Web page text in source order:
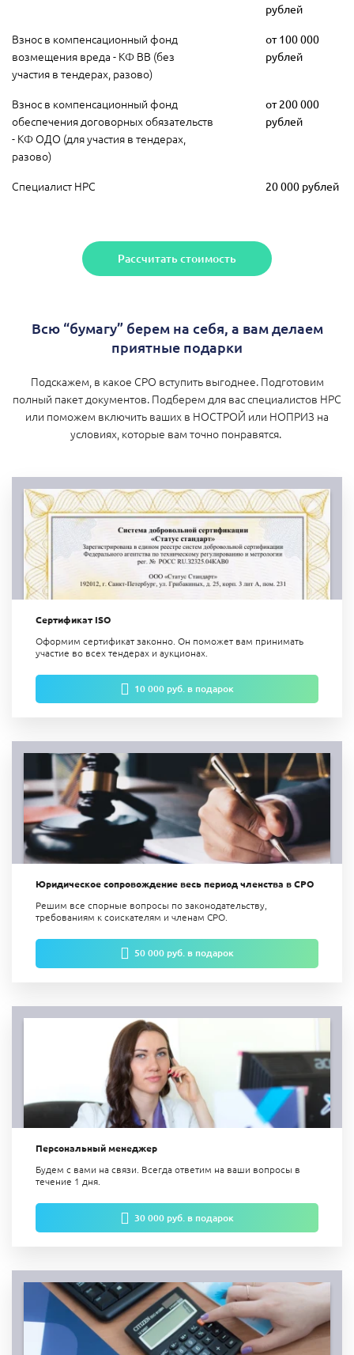
рублей
Взнос в компенсационный фонд
возмещения вреда - КФ ВВ (без
участия в тендерах, разово)
от 100 000
рублей
Взнос в компенсационный фонд
обеспечения договорных обязательств
- КФ ОДО (для участия в тендерах,
разово)
от 200 000
рублей
Специалист НРС 20 000 рублей
Рассчитать стоимость
Всю “бумагу” берем на себя, а вам делаем
приятные подарки
Подскажем, в какое СРО вступить выгоднее. Подготовим
полный пакет документов. Подберем для вас специалистов НРС
или поможем включить ваших в НОСТРОЙ или НОПРИЗ на
условиях, которые вам точно понравятся.
Сертификат ISO
Оформим сертификат законно. Он поможет вам принимать
участие во всех тендерах и аукционах.
10 000 руб. в подарок
Юридическое сопровождение весь период членства в СРО
Решим все спорные вопросы по законодательству,
требованиям к соискателям и членам СРО.
50 000 руб. в подарок
Персональный менеджер
Будем с вами на связи. Всегда ответим на ваши вопросы в
течение 1 дня.
30 000 руб. в подарок